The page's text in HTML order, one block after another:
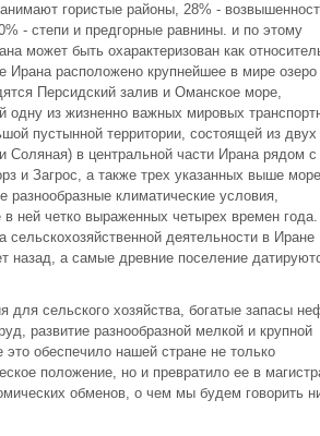
гористые районы, 28% -
- степи и предгорные равнины. и по этому
может быть охарактеризован как
Ирана расположено крупнейшее в мире озеро
Персидский залив и Оманское море,
одну из жизненно важных мировых
пустынной территории, состоящей из двух
Соляная) в центральной части Ирана рядом
и Загрос, а также трех указанных выше
разнообразные климатические условия,
в ней четко выраженных четырех времен
сельскохозяйственной деятельности в Иране
назад, а самые древние поселение
для сельского хозяйства, богатые запасы
развитие разнообразной мелкой и крупной
обеспечило нашей стране не только
положение, но и превратило ее в
обменов, о чем мы будем говорить